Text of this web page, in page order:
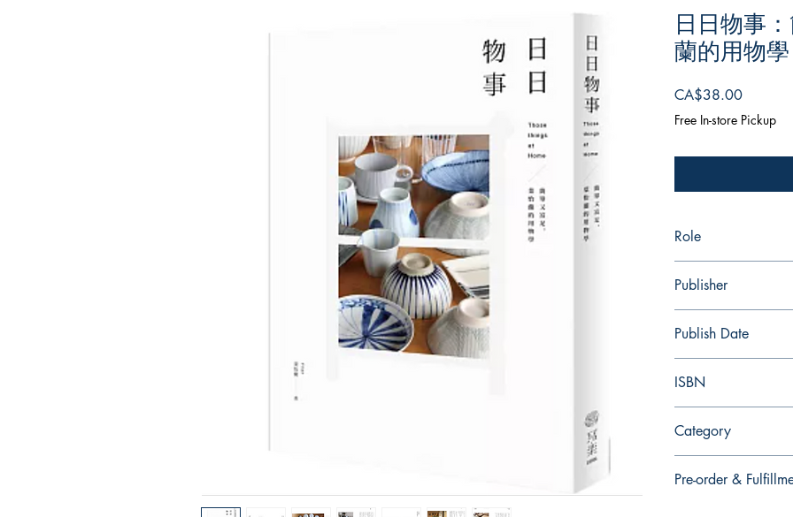
日日物事
蘭的用物學
CA$38.00Price
Free In-store Pickup
Role
Publisher
Publish Date
ISBN
Category
Pre-order &